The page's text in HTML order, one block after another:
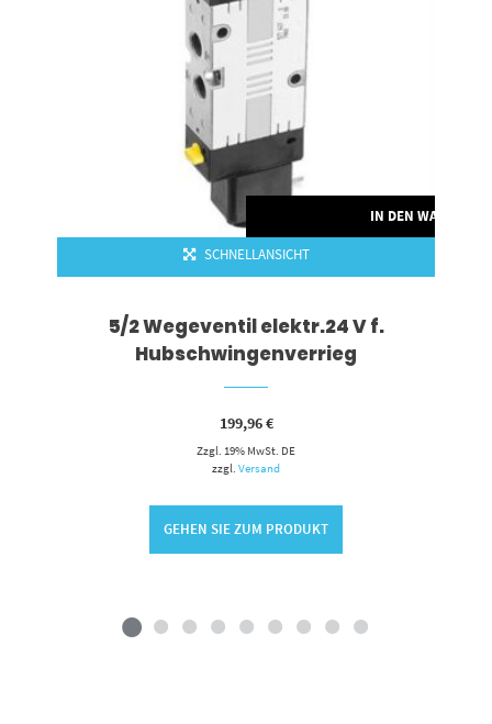
IN DEN
SCHNELLANSICHT
5/2 Wegeventil elektr.24 V f.
Hubschwingenverrieg
199,96€
Zzgl. 19% MwSt. DE
zzgl.Versand
GEHEN SIE ZUM PRODUKT